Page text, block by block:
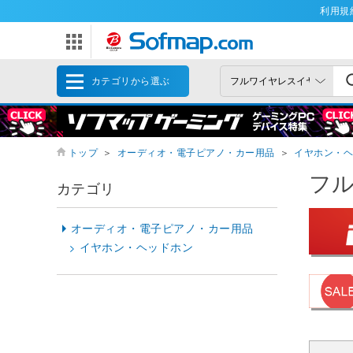
利用規
カテゴリから選ぶ
トップ ＞ オーディオ・電子ピアノ・カー用品 ＞ イヤホン・
フ
カテゴリ
オーディオ・電子ピアノ・カー用品
イヤホン・ヘッドホン